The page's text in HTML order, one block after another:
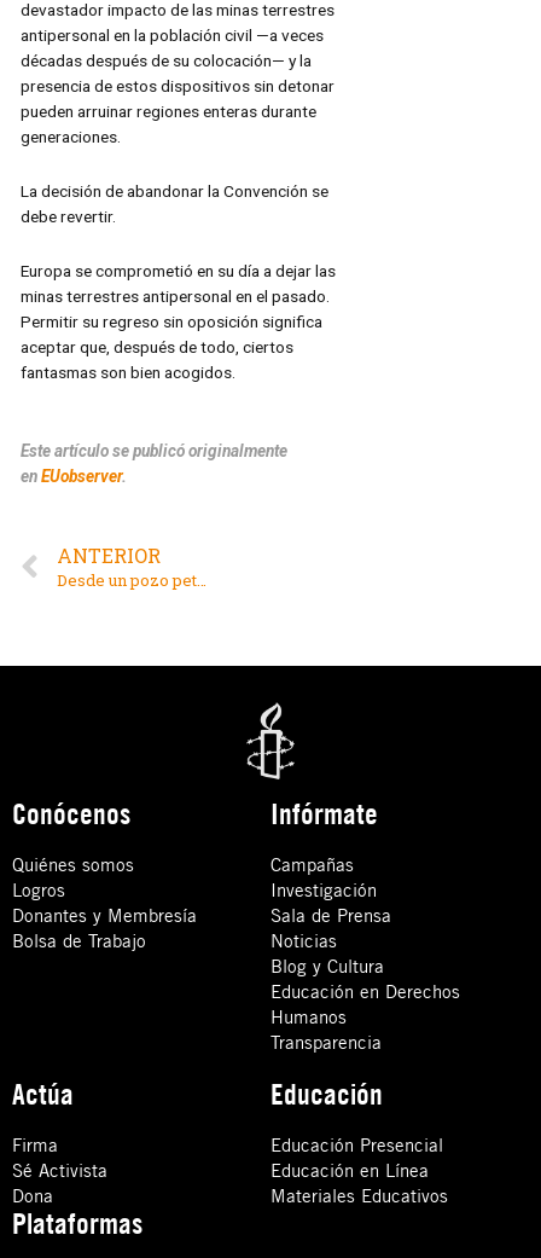
devastador impacto de las minas terrestres
antipersonal en la población civil —a veces
décadas después de su colocación— y la
presencia de estos dispositivos sin detonar
pueden arruinar regiones enteras durante
generaciones.
La decisión de abandonar la Convención se
debe revertir.
Europa se comprometió en su día a dejar las
minas terrestres antipersonal en el pasado.
Permitir su regreso sin oposición significa
aceptar que, después de todo, ciertos
fantasmas son bien acogidos.
Este artículo se publicó originalmente
enEUobserver.
ANTERIOR
Desde un pozo petrolero hasta la COP30
Conócenos
Quiénes somos
Logros
Donantes y Membresía
Bolsa de Trabajo
Infórmate
Campañas
Investigación
Sala de Prensa
Noticias
Blog y Cultura
Educación en Derechos
Humanos
Transparencia
Actúa
Firma
Sé Activista
Dona
Educación
Educación Presencial
Educación en Línea
Materiales Educativos
Plataformas